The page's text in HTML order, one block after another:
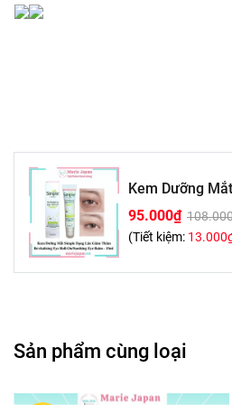
Kem Dưỡng
95.000₫
(Tiết kiệm:
Sản phẩm cùng loại